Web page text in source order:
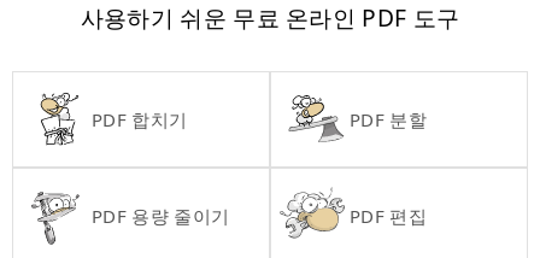
사용하기 쉬운 무료 온라인 PDF 도구
PDF 합치기 PDF 분할
PDF 용량 줄이기 PDF 편집